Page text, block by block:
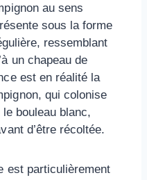
au sens
sous la forme
ressemblant
un chapeau de
est en réalité la
qui colonise
bouleau blanc,
d’être récoltée.
est particulièrement